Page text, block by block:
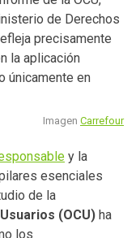
Imagen Carrefour
y la
esenciales
de la
(OCU) ha
los